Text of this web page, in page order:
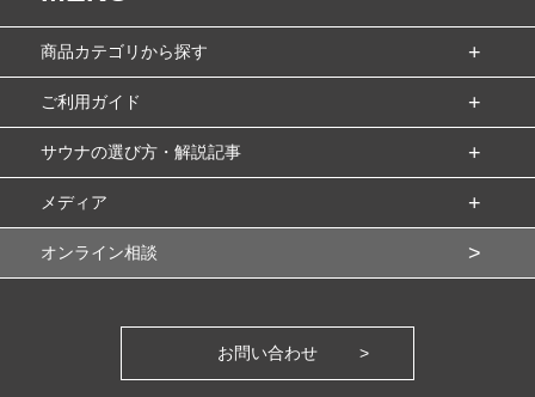
商品カテゴリから探す
ご利用ガイド
サウナの選び方・解説記事
メディア
オンライン相談
お問い合わせ